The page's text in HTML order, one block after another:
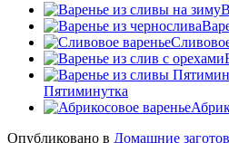
Пятиминутка
Опубликовано в Домашние